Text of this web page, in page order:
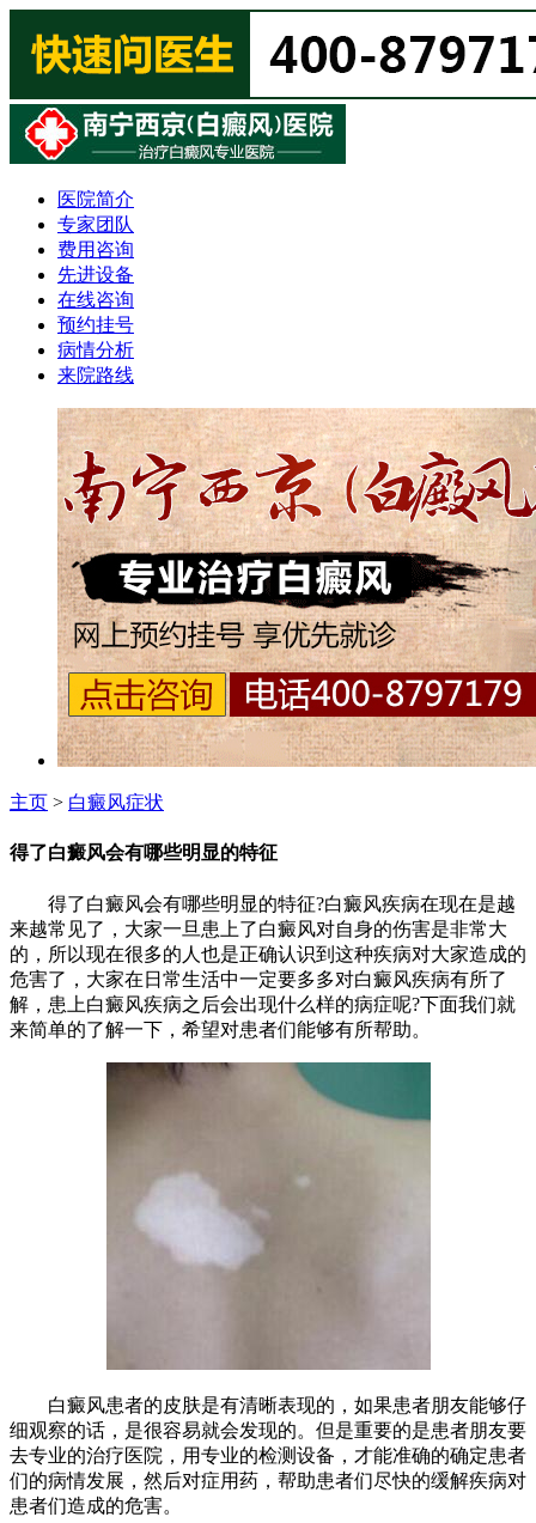
医院简介
专家团队
费用咨询
先进设备
在线咨询
预约挂号
病情分析
来院路线
主页 > 白癜风症状
得了白癜风会有哪些明显的特征
得了白癜风会有哪些明显的特征?白癜风疾病在现在是越
来越常见了，大家一旦患上了白癜风对自身的伤害是非常大
的，所以现在很多的人也是正确认识到这种疾病对大家造成的
危害了，大家在日常生活中一定要多多对白癜风疾病有所了
解，患上白癜风疾病之后会出现什么样的病症呢?下面我们就
来简单的了解一下，希望对患者们能够有所帮助。
白癜风患者的皮肤是有清晰表现的，如果患者朋友能够仔
细观察的话，是很容易就会发现的。但是重要的是患者朋友要
去专业的治疗医院，用专业的检测设备，才能准确的确定患者
们的病情发展，然后对症用药，帮助患者们尽快的缓解疾病对
患者们造成的危害。